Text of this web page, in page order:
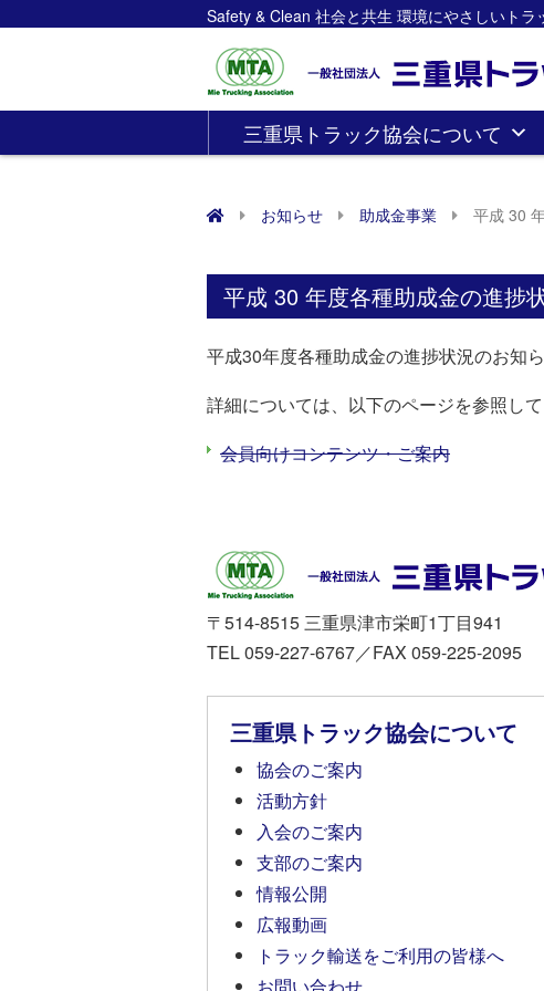
Safety & Clean 社会と共生 環境にやさしいトラ
三重県トラック協会について
お知らせ 助成金事業 平成 30
平成 30 年度各種助成金の進捗
平成30年度各種助成金の進捗状況のお知
詳細については、以下のページを参照して
会員向けコンテンツ・ご案内
〒514-8515 三重県津市栄町1丁目941
TEL 059-227-6767／FAX 059-225-2095
三重県トラック協会について
協会のご案内
活動方針
入会のご案内
支部のご案内
情報公開
広報動画
トラック輸送をご利用の皆様へ
お問い合わせ